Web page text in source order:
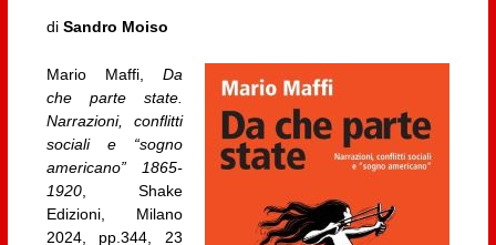
di Sandro Moiso
Mario Maffi,Da
che parte state.
Narrazioni, conflitti
sociali e “sogno
americano” 1865-
1920, Shake
Edizioni, Milano
2024, pp.344, 23